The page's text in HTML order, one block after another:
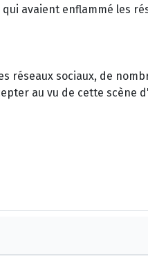
avaient enflammé les
réseaux sociaux, de
au vu de cette scène